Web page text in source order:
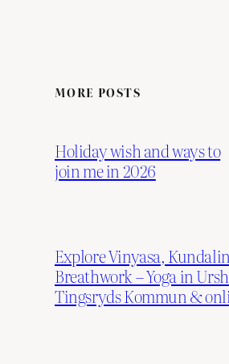
MORE POSTS
Holiday wish and ways to
join me in 2026
Explore Vinyasa,
Breathwork – Yoga in
Tingsryds Kommun &